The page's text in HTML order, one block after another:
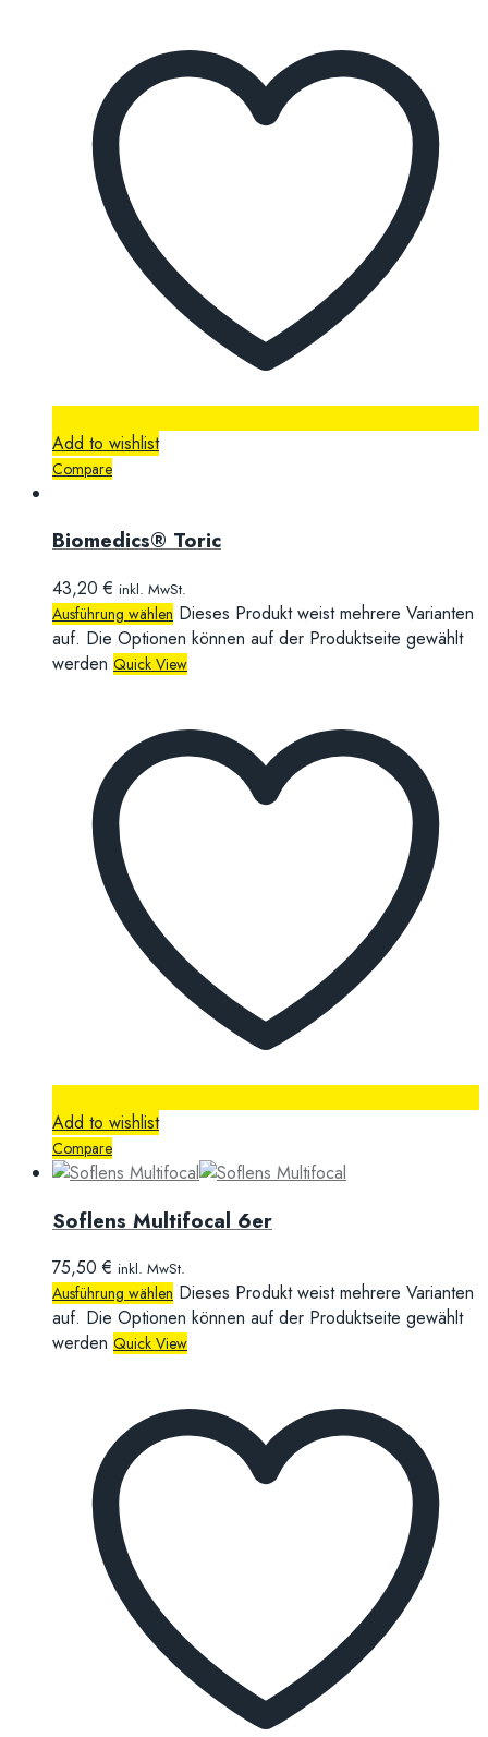
Add to wishlist
Compare
Biomedics® Toric
43,20€ inkl. MwSt.
Ausführung wählen Dieses Produkt weist mehrere Varianten
auf. Die Optionen können auf der Produktseite gewählt
werden Quick View
Add to wishlist
Compare
Soflens Multifocal 6er
75,50€ inkl. MwSt.
Ausführung wählen Dieses Produkt weist mehrere Varianten
auf. Die Optionen können auf der Produktseite gewählt
werden Quick View